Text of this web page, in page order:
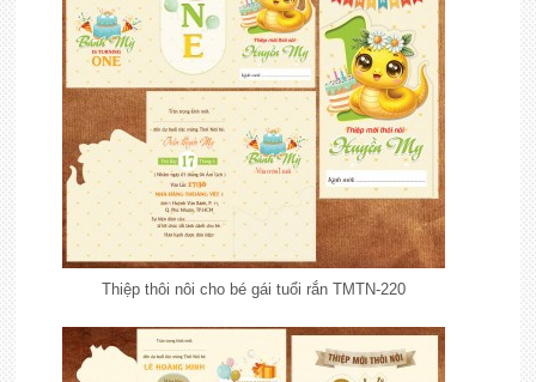
Thiệp thôi nôi cho bé gái tuổi rắn TMTN-220